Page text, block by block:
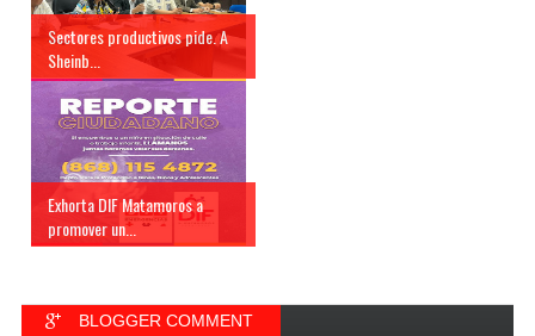
Sectores productivos pide. A
Sheinb...
Exhorta DIF Matamoros a
promover un...
BLOGGER COMMENT